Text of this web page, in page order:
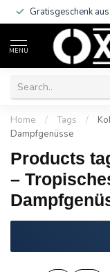
Gratisgeschenk
MENU
Home / Tags /
Dampfgenüsse
Products
–